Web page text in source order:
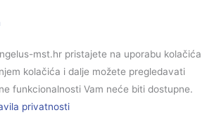
mst.hr pristajete na uporabu kolačića
kolačića i dalje možete pregledavati
funkcionalnosti Vam neće biti dostupne.
privatnosti